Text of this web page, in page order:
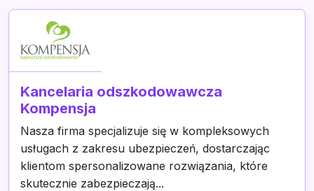
Kancelaria odszkodowawcza
Kompensja
Nasza firma specjalizuje się w kompleksowych
usługach z zakresu ubezpieczeń, dostarczając
klientom spersonalizowane rozwiązania, które
skutecznie zabezpieczają...